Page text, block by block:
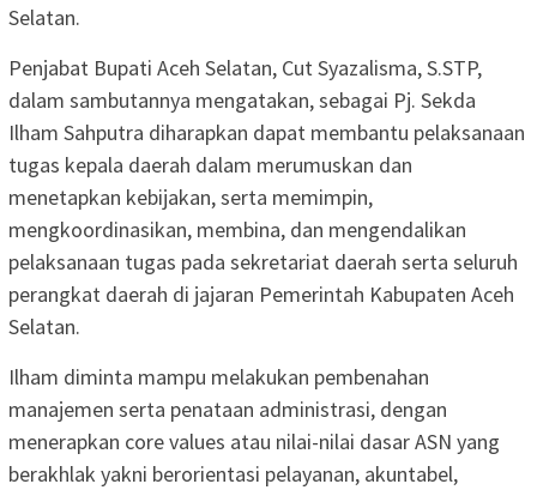
Selatan.
Penjabat Bupati Aceh Selatan, Cut Syazalisma, S.STP,
dalam sambutannya mengatakan, sebagai Pj. Sekda
Ilham Sahputra diharapkan dapat membantu pelaksanaan
tugas kepala daerah dalam merumuskan dan
menetapkan kebijakan, serta memimpin,
mengkoordinasikan, membina, dan mengendalikan
pelaksanaan tugas pada sekretariat daerah serta seluruh
perangkat daerah di jajaran Pemerintah Kabupaten Aceh
Selatan.
Ilham diminta mampu melakukan pembenahan
manajemen serta penataan administrasi, dengan
menerapkan core values atau nilai-nilai dasar ASN yang
berakhlak yakni berorientasi pelayanan, akuntabel,